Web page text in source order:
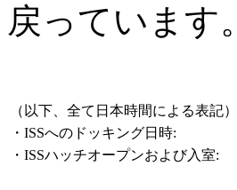
戻っています。
（以下、全て日本時間による表記）
・ISSへのドッキング日時:
・ISSハッチオープンおよび入室: